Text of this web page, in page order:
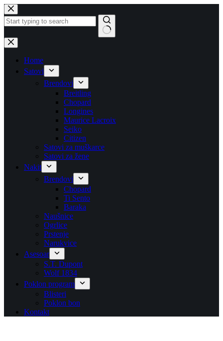
Skip
to
content
No
results
Home
Satovi
Brendovi
Breitling
Chopard
Longines
Maurice Lacroix
Seiko
Citizen
Satovi za muškarce
Satovi za žene
Nakit
Brendovi
Chopard
Ti Sento
Baraka
Naušnice
Ogrlice
Prstenje
Narukvice
Asesoar
S.T. Dupont
Wolf 1834
Poklon program
Blisteri
Poklon bon
Kontakt